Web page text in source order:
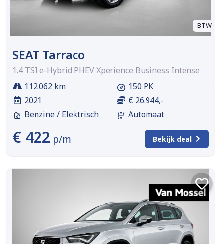
BTW
SEAT Tarraco
1.4 TSI e-Hybrid PHEV Xperience Business Intense
112.062 km
2021
Benzine / Elektrisch
150 PK
€ 26.944,-
Automaat
€ 422 p/m Bekijk deal